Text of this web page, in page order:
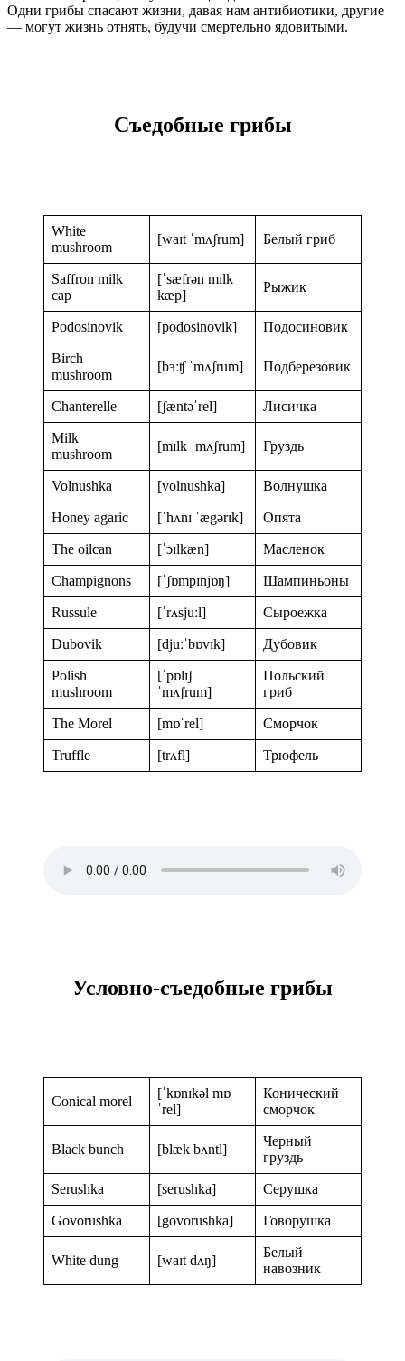
Одни грибы спасают жизни, давая нам антибиотики, другие
— могут жизнь отнять, будучи смертельно ядовитыми.
Съедобные грибы
White
mushroom
[waɪt ˈmʌʃrum] Белый гриб
Saffron milk
cap
[ˈsæfrən mɪlk
kæp]
Рыжик
Podosinovik [podosinovik] Подосиновик
Birch
mushroom
[bɜːʧ ˈmʌʃrum] Подберезовик
Chanterelle [ʃæntəˈrel] Лисичка
Milk
mushroom
[mɪlk ˈmʌʃrum] Груздь
Volnushka [volnushka] Волнушка
Honey agaric [ˈhʌnɪ ˈægərɪk] Опята
The oilcan [ˈɔɪlkæn] Масленок
Champignons [ˈʃɒmpɪnjɒŋ] Шампиньоны
Russule [ˈrʌsjuːl] Сыроежка
Dubovik [djuːˈbɒvɪk] Дубовик
Polish
mushroom
[ˈpɒlɪʃ
ˈmʌʃrum]
Польский
гриб
The Morel [mɒˈrel] Сморчок
Truffle [trʌfl] Трюфель
Условно-съедобные грибы
Conical morel
[ˈkɒnɪkəl mɒ
ˈrel]
Конический
сморчок
Black bunch [blæk bʌntl]
Черный
груздь
Serushka [serushka] Серушка
Govorushka [govorushka] Говорушка
White dung [waɪt dʌŋ]
Белый
навозник